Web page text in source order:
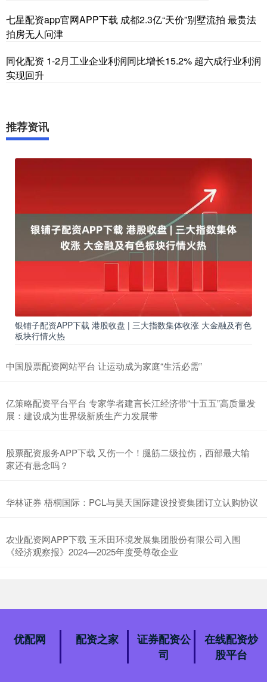
七星配资app官网APP下载 成都2.3亿“天价”别墅流拍 最贵法
拍房无人问津
同化配资 1-2月工业企业利润同比增长15.2% 超六成行业利润
实现回升
推荐资讯
银铺子配资APP下载 港股收盘 | 三大指数集体收涨 大金融及有色
板块行情火热
中国股票配资网站平台 让运动成为家庭“生活必需”
亿策略配资平台平台 专家学者建言长江经济带“十五五”高质量发
展：建设成为世界级新质生产力发展带
股票配资服务APP下载 又伤一个！腿筋二级拉伤，西部最大输
家还有悬念吗？
华林证券 梧桐国际：PCL与昊天国际建设投资集团订立认购协议
农业配资网APP下载 玉禾田环境发展集团股份有限公司入围
《经济观察报》2024—2025年度受尊敬企业
优配网 配资之家
证券配资公
司
在线配资炒
股平台